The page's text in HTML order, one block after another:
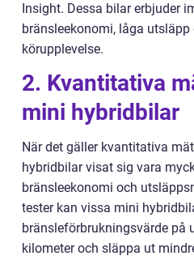
Insight. Dessa bilar erbjuder
bränsleekonomi, låga utsläpp
körupplevelse.
2. Kvantitativa
mini hybridbilar
När det gäller kvantitativa
hybridbilar visat sig vara
bränsleekonomi och
tester kan vissa mini
bränsleförbrukningsvärde på
kilometer och släppa ut